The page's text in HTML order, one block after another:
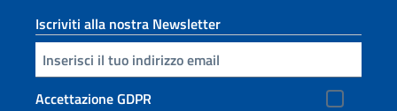
Iscriviti alla nostra Newsletter
Inserisci la tua email
Accettazione GDPR